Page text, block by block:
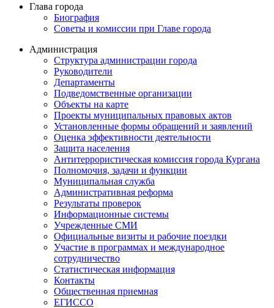
Глава города
Биография
Советы и комиссии при Главе города
Администрация
Структура администрации города
Руководители
Департаменты
Подведомственные организации
Объекты на карте
Проекты муниципальных правовых актов
Установленные формы обращений и заявлений
Оценка эффективности деятельности
Защита населения
Антитеррористическая комиссия города Кургана
Полномочия, задачи и функции
Муниципальная служба
Административная реформа
Результаты проверок
Информационные системы
Учрежденные СМИ
Официальные визиты и рабочие поездки
Участие в программах и международное
сотрудничество
Статистическая информация
Контакты
Общественная приемная
ЕГИССО